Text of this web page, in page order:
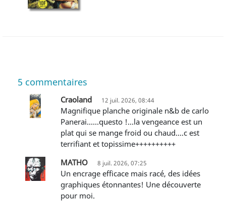
5 commentaires
Craoland 12 juil. 2026, 08:44
Magnifique planche originale n&b de carlo
Panerai......questo !...la vengeance est un
plat qui se mange froid ou chaud....c est
terrifiant et topissime++++++++++
MATHO
8 juil. 2026, 07:25
Un encrage efficace mais racé, des idées
graphiques étonnantes! Une découverte
pour moi.